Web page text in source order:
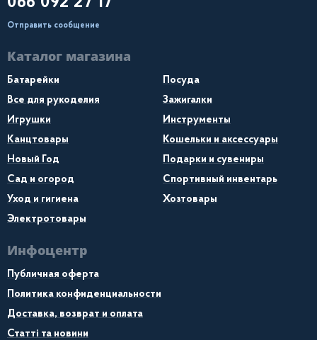
Отправить сообщение
Каталог магазина
Батарейки
Посуда
Все для рукоделия
Зажигалки
Игрушки
Инструменты
Канцтовары
Кошельки и аксессуары
Новый Год
Подарки и сувениры
Сад и огород
Спортивный инвентарь
Уход и гигиена
Хозтовары
Электротовары
Инфоцентр
Публичная оферта
Политика конфиденциальности
Доставка, возврат и оплата
Статті та новини